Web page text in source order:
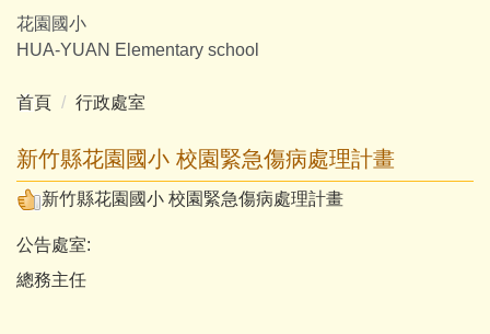
跳
到
要
容
區
花園國小
HUA-YUAN Elementary school
首頁 行政處室
新竹縣花園國小 校園緊急傷病處理計畫
新竹縣花園國小 校園緊急傷病處理計畫
公告處室:
總務主任